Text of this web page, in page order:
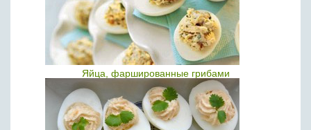
Яйца, фаршированные грибами